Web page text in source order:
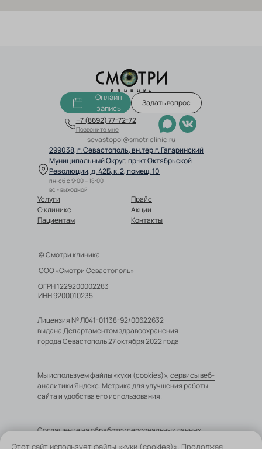
Онлайн
запись
Задать вопрос
+7 (8692) 77-72-72
Позвоните мне
sevastopol@smotriclinic.ru
299038, г. Севастополь, вн.тер.г. Гагаринский
Муниципальный Округ,пр-кт Октябрьской
Революции, д. 42Б, к. 2, помещ. 10
пн-сб с 9:00 – 18:00
вс - выходной
Услуги
Прайс
О клинике
Акции
Пациентам
Контакты
Лицензия № Л041-01138-92/00622632
выдана Департаментом здравоохранения
города Севастополь 27 октября 2022 года
ООО «Смотри Севастополь»
© Смотри клиника
ОГРН 1229200002283
ИНН 9200010235
Cоглашение на обработку персональных данных
Мы используем файлы «куки (cookies)»,сервисы веб-
аналитики Яндекс. Метрикадля улучшения работы
сайта и удобства его использования.
Этот сайт использует файлы «куки (cookies)». Продолжая